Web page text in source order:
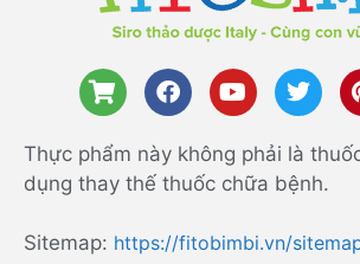
Thực phẩm này không phải là
dụng thay thế thuốc chữa bệnh.
Sitemap: https://fitobimbi.vn/